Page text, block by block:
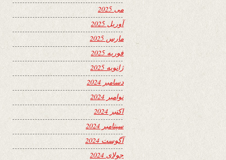
می 2025
آوریل 2025
مارس 2025
فوریه 2025
ژانویه 2025
دسامبر 2024
نوامبر 2024
اکتبر 2024
سپتامبر 2024
آگوست 2024
جولای 2024